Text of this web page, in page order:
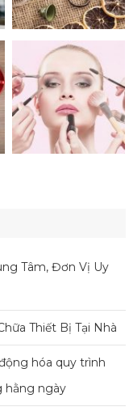
Tâm, Đơn Vị Uy
Thiết Bị Tại Nhà
hóa quy trình
hằng ngày